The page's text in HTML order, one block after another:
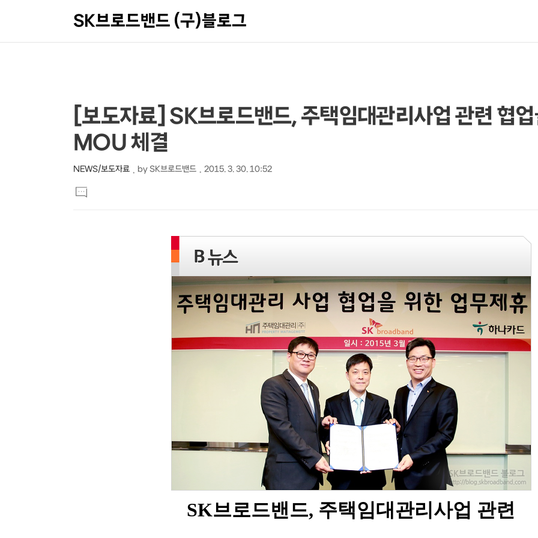
SK브로드밴드 (구)블로그
상
세
컨
텐
츠
본
문
제
[보도자료] SK브로드밴드, 주택임대관리사업 관련 협
MOU 체결
NEWS/보도자료 by SK브로드밴드 2015. 3. 30. 10:52
문
댓
글
SK브로드밴드, 주택임대관리사업 관련